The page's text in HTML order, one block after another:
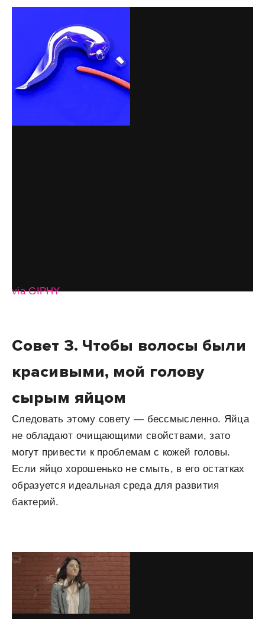
via GIPHY
Совет 3. Чтобы волосы были
красивыми, мой голову
сырым яйцом
Следовать этому совету — бессмысленно. Яйца
не обладают очищающими свойствами, зато
могут привести к проблемам с кожей головы.
Если яйцо хорошенько не смыть, в его остатках
образуется идеальная среда для развития
бактерий.